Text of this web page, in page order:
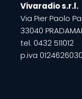
Vivaradio s.r.l.
Via Pier Paolo
33040
tel. 0432 511012
p.iva